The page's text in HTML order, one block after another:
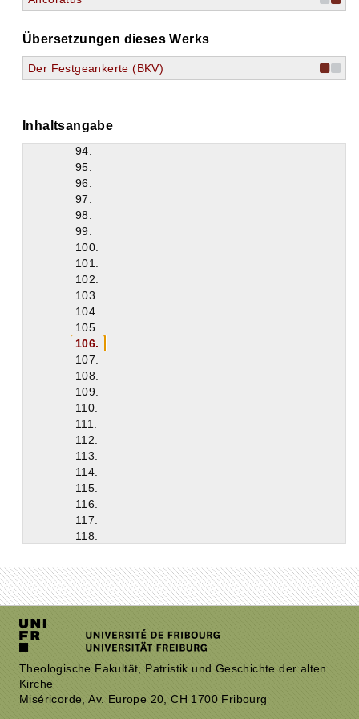
Übersetzungen dieses Werks
Der Festgeankerte (BKV)
Inhaltsangabe
85.
87.
88.
89.
93.
94.
95.
96.
97.
98.
99.
100.
101.
102.
103.
104.
105.
106.
107.
108.
109.
110.
111.
112.
113.
114.
115.
116.
117.
118.
120.
Theologische Fakultät, Patristik und Geschichte der alten
Kirche
Miséricorde, Av. Europe 20, CH 1700 Fribourg